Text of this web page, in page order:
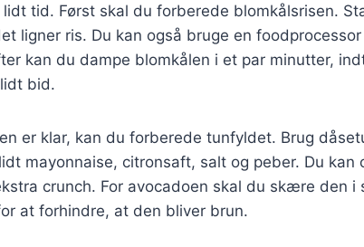
tid. Først skal du forberede blomkålsrisen.
ligner ris. Du kan også bruge en
kan du dampe blomkålen i et par minutter,
bid.
er klar, kan du forberede tunfyldet. Brug
mayonnaise, citronsaft, salt og peber. Du kan
crunch. For avocadoen skal du skære den i
at forhindre, at den bliver brun.